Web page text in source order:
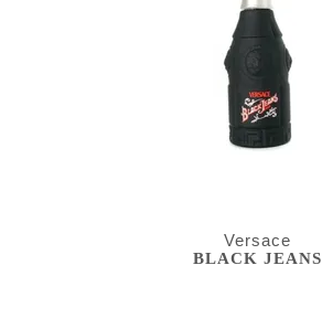
Versace
BLACK JEANS